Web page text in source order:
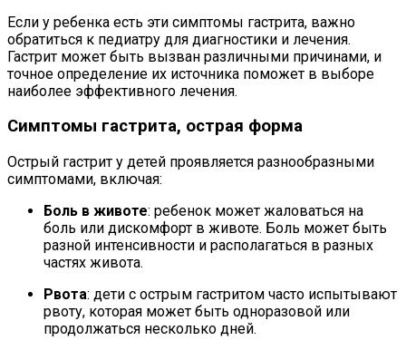
Если у ребенка есть эти симптомы гастрита, важно
обратиться к педиатру для диагностики и лечения.
Гастрит может быть вызван различными причинами, и
точное определение их источника поможет в выборе
наиболее эффективного лечения.
Симптомы гастрита, острая форма
Острый гастрит у детей проявляется разнообразными
симптомами, включая:
Боль в животе: ребенок может жаловаться на
боль или дискомфорт в животе. Боль может быть
разной интенсивности и располагаться в разных
частях живота.
Рвота: дети с острым гастритом часто испытывают
рвоту, которая может быть одноразовой или
продолжаться несколько дней.